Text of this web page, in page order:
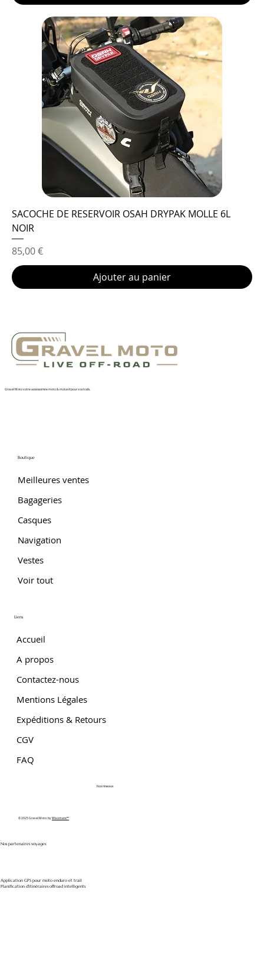
SACOCHE DE RESERVOIR OSAH DRYPAK MOLLE 6L
NOIR
Prix
85,00 €
Ajouter au panier
Gravel Moto votre accessoiriste moto & motard pour vos trails.
Boutique
Meilleures ventes
Bagageries
Casques
Navigation
Vestes
Voir tout
Liens
Accueil
A propos
Contactez-nous
Mentions Légales
Expéditions & Retours
CGV
FAQ
Nos partenaires voyages
Application GPS pour moto enduro et trail
Planification d'itinéraires offroad intelligents
© 2025 Gravel Moto. byWixomatic™
Nos réseaux